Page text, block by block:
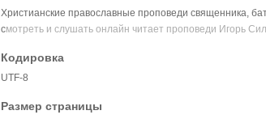
Христианские православные проповеди священника,
смотреть и слушать онлайн читает проповеди Игорь
Кодировка
UTF-8
Размер страницы